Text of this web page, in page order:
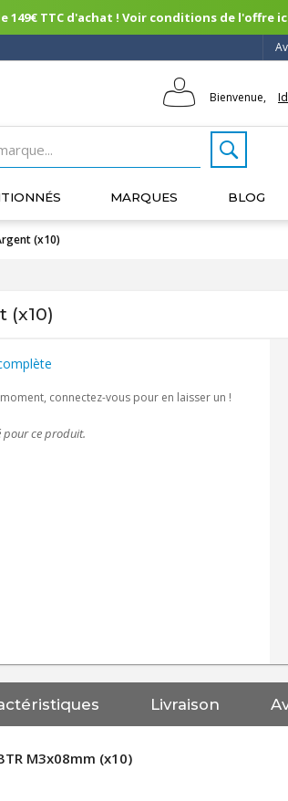
TTC d'achat ! Voir conditions de l'offre
Bienvenue,
MARQUES BLOG
(x10)
(x10)
connectez-vous pour en laisser un !
pour ce produit.
Livraison
M3x08mm (x10)